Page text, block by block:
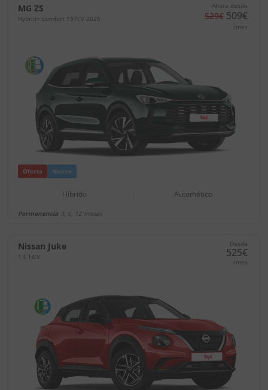
MG ZS
Hybrid+ Comfort 197CV 2026
Ahora desde
529€ 509€
/mes
Oferta Nuevo
Híbrido Automático
Permanencia 3, 6, 12 meses
Nissan Juke
1.6 HEV
Desde
525€
/mes